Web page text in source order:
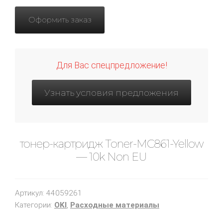
Оформить заказ
Для Вас спецпредложение!
Узнать условия предложения
тонер-картридж Toner-MC861-Yellow
— 10k Non EU
Артикул: 44059261
Категории: OKI, Расходные материалы